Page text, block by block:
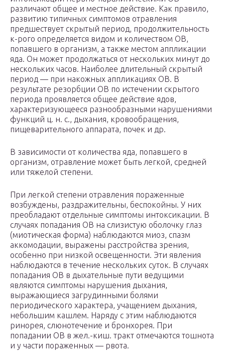
различают общее и местное действие. Как правило,
развитию типичных симптомов отравления
предшествует скрытый период, продолжительность
к-рого определяется видом и количеством ОВ,
попавшего в организм, а также местом аппликации
яда. Он может продолжаться от нескольких минут до
нескольких часов. Наиболее длительный скрытый
период — при накожных аппликациях ОВ. В
результате резорбции ОВ по истечении скрытого
периода проявляется общее действие ядов,
характеризующееся разнообразными нарушениями
функций ц. н. с., дыхания, кровообращения,
пищеварительного аппарата, почек и др.
В зависимости от количества яда, попавшего в
организм, отравление может быть легкой, средней
или тяжелой степени.
При легкой степени отравления пораженные
возбуждены, раздражительны, беспокойны. У них
преобладают отдельные симптомы интоксикации. В
случаях попадания ОВ на слизистую оболочку глаз
(миотическая форма) наблюдаются миоз, спазм
аккомодации, выражены расстройства зрения,
особенно при низкой освещенности. Эти явления
наблюдаются в течение нескольких суток. В случаях
попадания ОВ в дыхательные пути ведущими
являются симптомы нарушения дыхания,
выражающиеся загрудинными болями
периодического характера, учащением дыхания,
небольшим кашлем. Наряду с этим наблюдаются
ринорея, слюнотечение и бронхорея. При
попадании ОВ в жел.-киш. тракт отмечаются тошнота
и у части пораженных — рвота.